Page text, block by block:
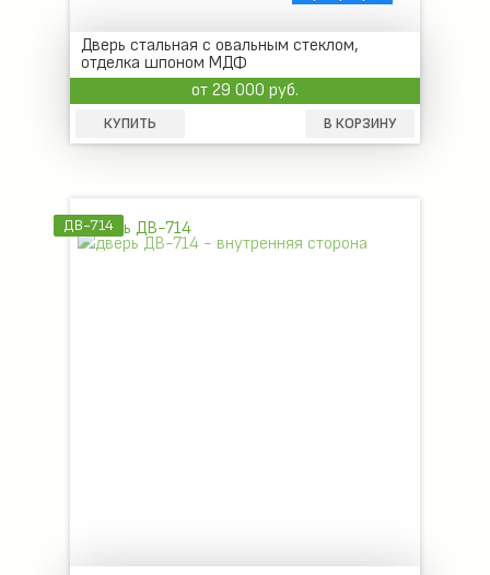
Дверь стальная с овальным стеклом,
отделка шпоном МДФ
от 29 000 руб.
КУПИТЬ В КОРЗИНУ
ДВ-714